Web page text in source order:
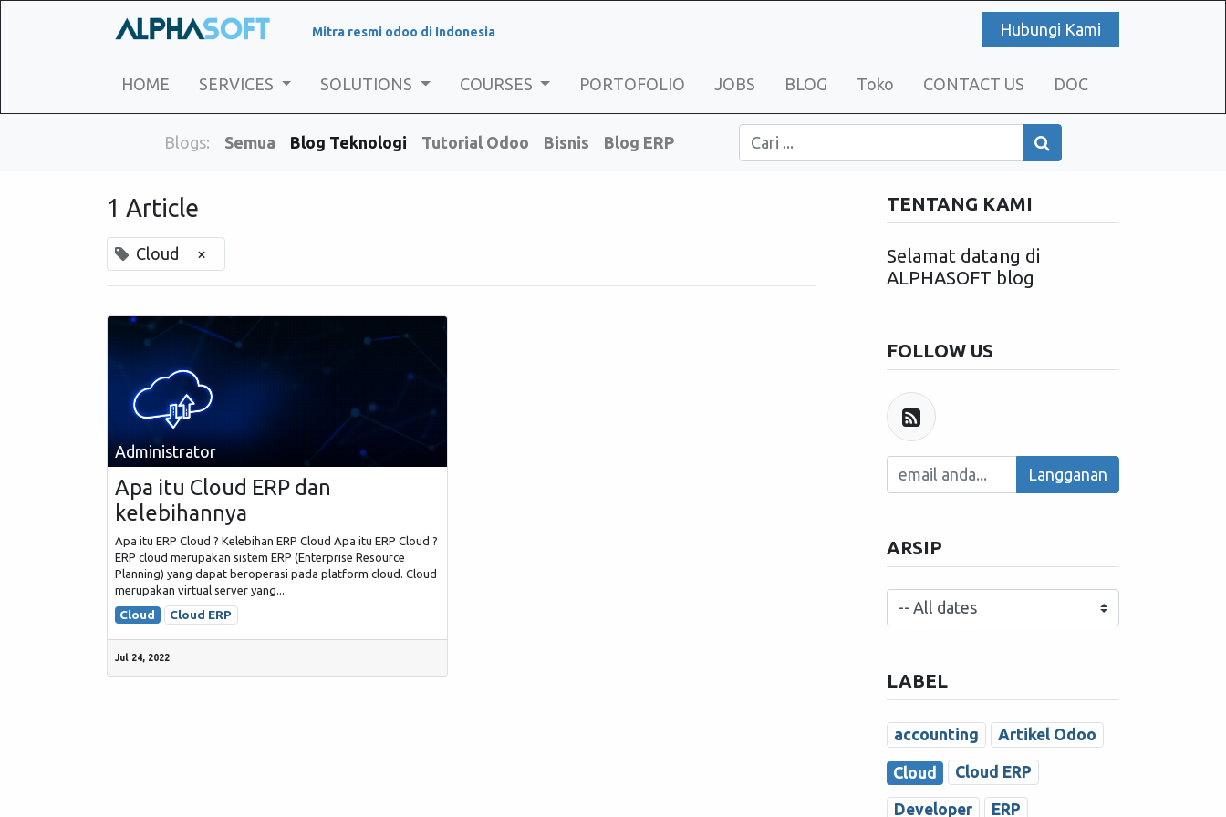
Mitra resmi odoo di Indonesia Hubungi Kami
HOME SERVICES SOLUTIONS COURSES PORTOFOLIO JOBS BLOG Toko CONTACT US DOC
Blogs: Semua Blog Teknologi Tutorial Odoo Bisnis Blog ERP
1 Article
Cloud ×
Administrator
Apa itu Cloud ERP dan
kelebihannya
Apa itu ERP Cloud ? Kelebihan ERP Cloud Apa itu ERP Cloud ?
ERP cloud merupakan sistem ERP (Enterprise Resource
Planning) yang dapat beroperasi pada platform cloud. Cloud
merupakan virtual server yang...
Cloud Cloud ERP
Jul 24, 2022
TENTANG KAMI
Selamat datang di
ALPHASOFT blog
FOLLOW US
Langganan
ARSIP
LABEL
accounting Artikel Odoo
Cloud Cloud ERP
Developer ERP